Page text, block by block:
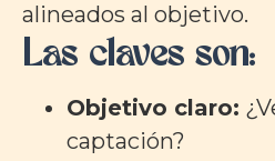
alineados al objetivo.
Las claves son:
Objetivo claro:
captación?